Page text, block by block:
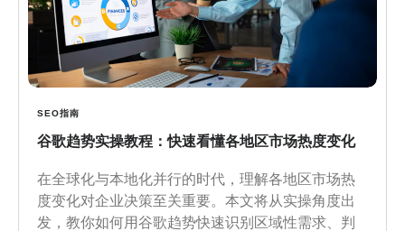
SEO指南
谷歌趋势实操教程：快速看懂各地区市场热度变化
在全球化与本地化并行的时代，理解各地区市场热
度变化对企业决策至关重要。本文将从实操角度出
发，教你如何用谷歌趋势快速识别区域性需求、判